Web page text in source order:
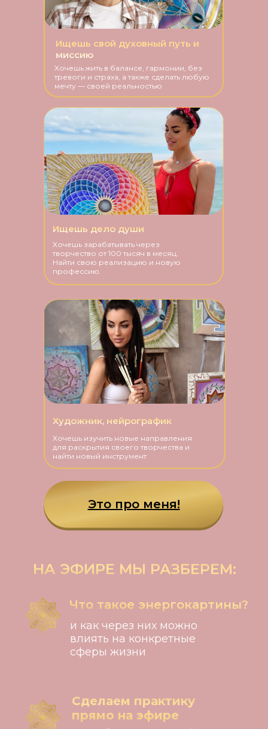
Это про меня!
Ищешь свой духовный путь и
миссию
Хочешь жить в балансе, гармонии, без
тревоги и страха, а также сделать любую
мечту — своей реальностью
Ищешь дело души
Хочешь зарабатывать через
творчество от 100 тысяч в месяц.
Найти свою реализацию и новую
профессию.
Художник, нейрографик
Хочешь изучить новые направления
для раскрытия своего творчества и
найти новый инструмент
НА ЭФИРЕ МЫ РАЗБЕРЕМ:
Что такое энергокартины?
и как через них можно
влиять на конкретные
сферы жизни
Сделаем практику
прямо на эфире